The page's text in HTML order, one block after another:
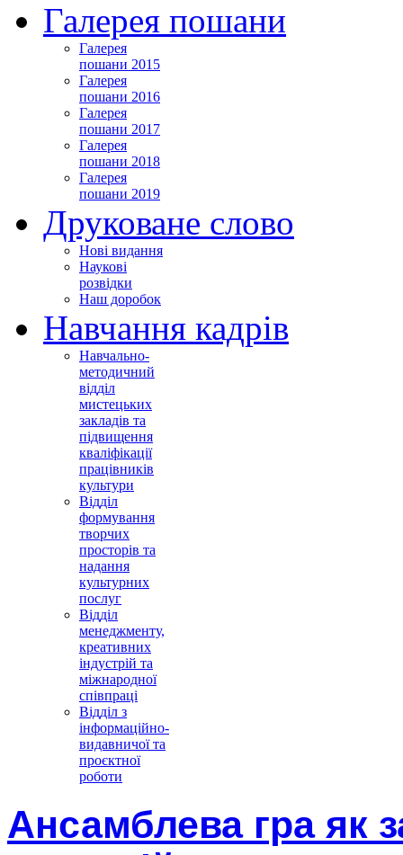
Галерея пошани
Галерея
пошани 2015
Галерея
пошани 2016
Галерея
пошани 2017
Галерея
пошани 2018
Галерея
пошани 2019
Друковане слово
Нові видання
Наукові
розвідки
Наш доробок
Навчання кадрів
Навчально-
методичний
відділ
мистецьких
закладів та
підвищення
кваліфікації
працівників
культури
Відділ
формування
творчих
просторів та
надання
культурних
послуг
Відділ
менеджменту,
креативних
індустрій та
міжнародної
співпраці
Відділ з
інформаційно-
видавничої та
проєктної
роботи
Ансамблева гра як